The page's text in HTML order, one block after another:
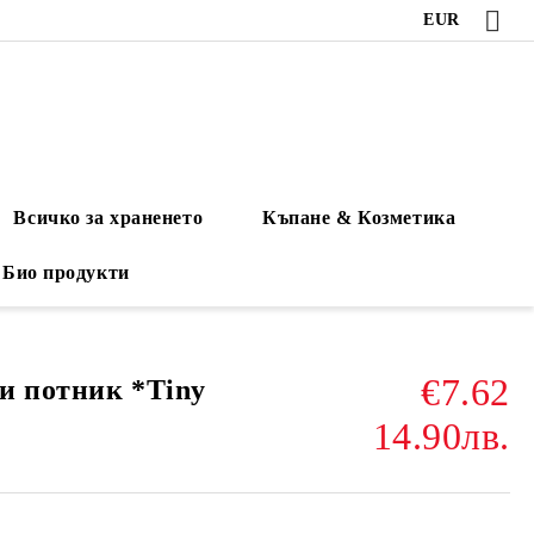
EUR
Всичко за храненето Къпане & Козметика
Био продукти
потник *Tiny
€7.62
14.90лв.